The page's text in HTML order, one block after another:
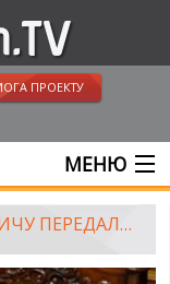
ПРОЕКТУ
МЕНЮ
ЯНУКОВИЧУ ПЕРЕДАЛИ МІЛЬЙОН ПІДПИСІВ ЗА ЄВРОІНТЕГРАЦІЮ